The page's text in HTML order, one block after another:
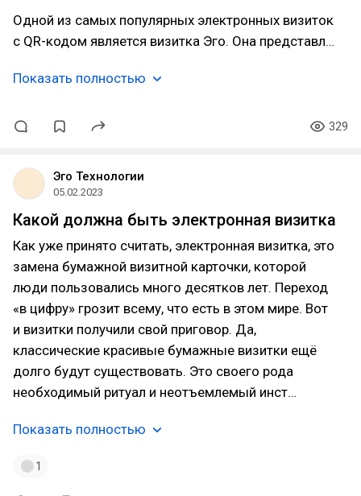
Одной из самых популярных электронных визиток
с QR-кодом является визитка Эго. Она представл…
Показать полностью
329
Эго Технологии
05.02.2023
Какой должна быть электронная визитка
Как уже принято считать, электронная визитка, это
замена бумажной визитной карточки, которой
люди пользовались много десятков лет. Переход
«в цифру» грозит всему, что есть в этом мире. Вот
и визитки получили свой приговор. Да,
классические красивые бумажные визитки ещё
долго будут существовать. Это своего рода
необходимый ритуал и неотъемлемый инст…
Показать полностью
1